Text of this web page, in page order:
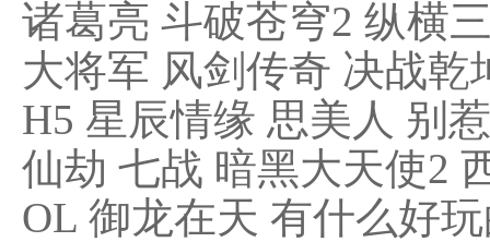
诸葛亮 斗破苍穹2 纵横
大将军 风剑传奇 决战
H5 星辰情缘 思美人 别
仙劫 七战 暗黑大天使2
OL 御龙在天 有什么好